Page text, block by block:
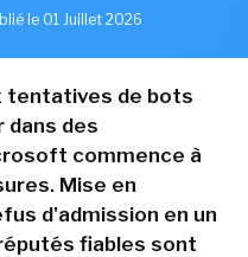
le 01 Juillet 2026
tentatives de bots
dans des
commence à
Mise en
d'admission en un
fiables sont